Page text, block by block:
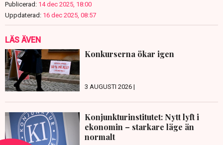
Publicerad: 14 dec 2025, 18:00
Uppdaterad: 16 dec 2025, 08:57
LÄS ÄVEN
Konkurserna ökar igen
3 AUGUSTI 2026 |
Konjunkturinstitutet: Nytt lyft i
ekonomin – starkare läge än
normalt